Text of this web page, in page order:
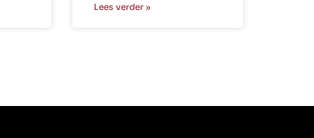
Lees verder »